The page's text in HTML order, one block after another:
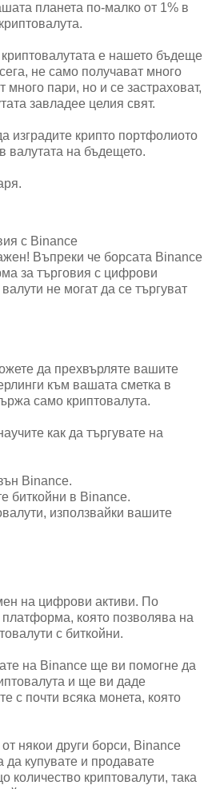
планета по-малко от 1% в
е нашето бъдеще
не само получават много
много пари, но и се застраховат,
завладее целия свят.
изградите крипто портфолиото
валутата на бъдещето.
с Binance
Въпреки че борсата Binance
за търговия с цифрови
не могат да се търгуват
да прехвърляте вашите
към вашата сметка в
само криптовалута.
как да търгувате на
Binance.
биткойни в Binance.
използвайки вашите
на цифрови активи. По
която позволява на
с биткойни.
на Binance ще ви помогне да
и ще ви даде
с почти всяка монета, която
някои други борси, Binance
да купувате и продавате
количество криптовалути, така